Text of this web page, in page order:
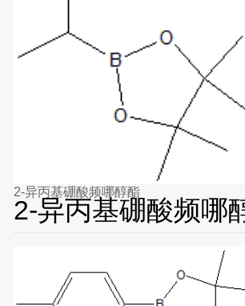
2-异丙基硼酸频哪醇酯
2-异丙基硼酸频哪